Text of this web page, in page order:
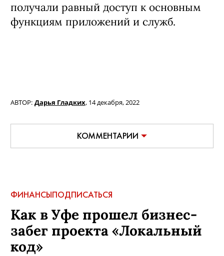
получали равный доступ к основным
функциям приложений и служб.
АВТОР: Дарья Гладких, 14 декабря, 2022
КОММЕНТАРИИ
ФИНАНСЫПОДПИСАТЬСЯ
Как в Уфе прошел бизнес-
забег проекта «Локальный
код»